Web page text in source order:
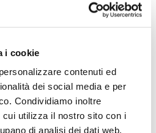
i cookie
contenuti ed
dei social media e per
Condividiamo inoltre
utilizza il nostro sito con i
di analisi dei dati web,
Clara porta il suo pop tra le
mura della storia: l’11 luglio il
concerto al [...]